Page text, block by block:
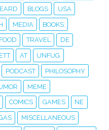
BLOGS USA
MEDIA BOOKS
FOOD TRAVEL DE
AT UNFUG
PODCAST PHILOSOPHY
MEME
COMICS GAMES NE
MISCELLANEOUS